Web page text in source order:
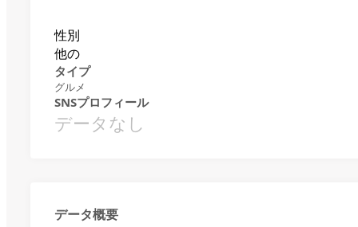
性別
他の
タイプ
グルメ
SNSプロフィール
データなし
データ概要